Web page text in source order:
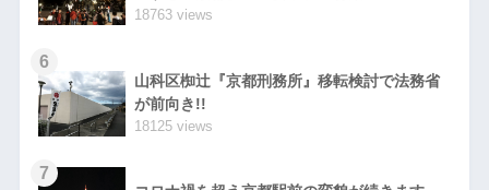
18763 views
6
山科区椥辻『京都刑務所』移転検討で法務省
が前向き!!
18125 views
7